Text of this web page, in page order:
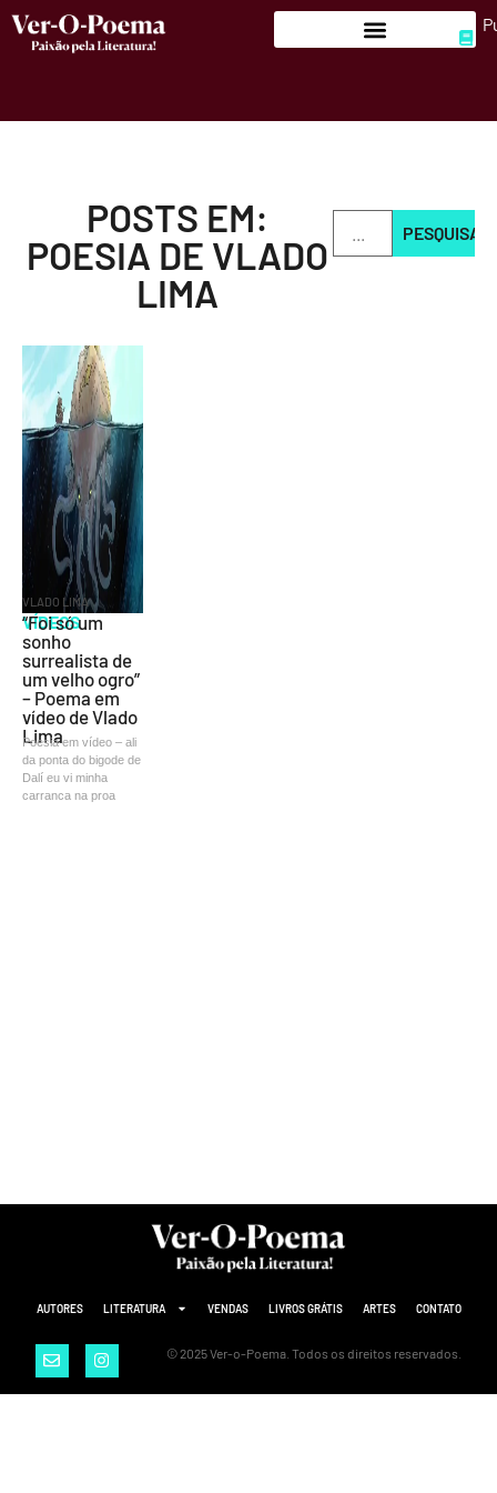
POSTS EM:
POESIA DE VLADO
LIMA
PESQUISAR
VLADO LIMA
VÍDEOS
“Foi só um
sonho
surrealista de
um velho ogro”
– Poema em
vídeo de Vlado
Lima
Poesia em vídeo – ali
da ponta do bigode de
Dalí eu vi minha
carranca na proa
AUTORES LITERATURA VENDAS LIVROS GRÁTIS ARTES CONTATO
© 2025 Ver-o-Poema. Todos os direitos reservados.